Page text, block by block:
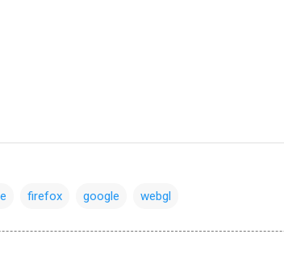
firefox google webgl